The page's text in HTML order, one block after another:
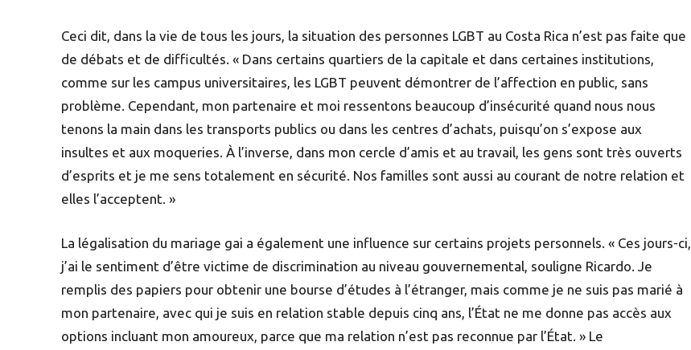
Ceci dit, dans la vie de tous les jours, la situation des personnes LGBT au Costa Rica n’est pas faite que
de débats et de difficultés. « Dans certains quartiers de la capitale et dans certaines institutions,
comme sur les campus universitaires, les LGBT peuvent démontrer de l’affection en public, sans
problème. Cependant, mon partenaire et moi ressentons beaucoup d’insécurité quand nous nous
tenons la main dans les transports publics ou dans les centres d’achats, puisqu’on s’expose aux
insultes et aux moqueries. À l’inverse, dans mon cercle d’amis et au travail, les gens sont très ouverts
d’esprits et je me sens totalement en sécurité. Nos familles sont aussi au courant de notre relation et
elles l’acceptent. »
La légalisation du mariage gai a également une influence sur certains projets personnels. « Ces jours-ci,
j’ai le sentiment d’être victime de discrimination au niveau gouvernemental, souligne Ricardo. Je
remplis des papiers pour obtenir une bourse d’études à l’étranger, mais comme je ne suis pas marié à
mon partenaire, avec qui je suis en relation stable depuis cinq ans, l’État ne me donne pas accès aux
options incluant mon amoureux, parce que ma relation n’est pas reconnue par l’État. » Le